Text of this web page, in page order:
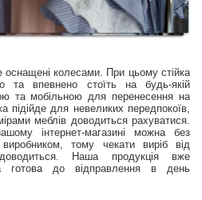
оснащені колесами. При цьому стійка
та впевнено стоїть на будь-якій
та мобільною для перенесення на
підійде для невеликих передпокоїв,
меблів доводиться рахуватися.
інтернет-магазині можна без
тому чекати виріб від
Наша продукція вже
готова до відправлення в день